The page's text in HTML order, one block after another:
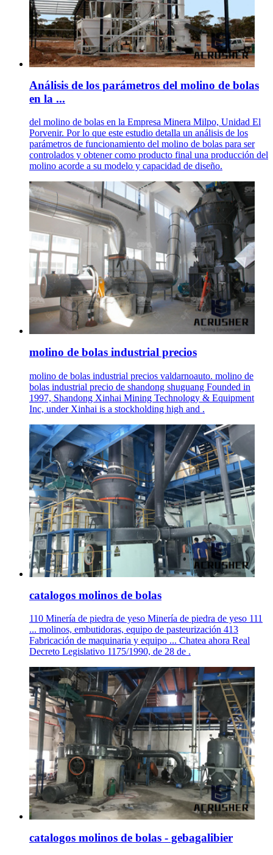
Análisis de los parámetros del molino de bolas
en la ...
del molino de bolas en la Empresa Minera Milpo, Unidad El
Porvenir. Por lo que este estudio detalla un análisis de los
parámetros de funcionamiento del molino de bolas para ser
controlados y obtener como producto final una producción del
molino acorde a su modelo y capacidad de diseño.
molino de bolas industrial precios
molino de bolas industrial precios valdarnoauto. molino de
bolas industrial precio de shandong shuguang Founded in
1997, Shandong Xinhai Mining Technology & Equipment
Inc, under Xinhai is a stockholding high and .
catalogos molinos de bolas
110 Minería de piedra de yeso Minería de piedra de yeso 111
... molinos, embutidoras, equipo de pasteurización 413
Fabricación de maquinaria y equipo ... Chatea ahora Real
Decreto Legislativo 1175/1990, de 28 de .
catalogos molinos de bolas - gebagalibier